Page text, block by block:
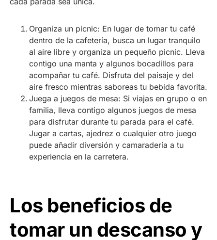
Organiza un picnic: En lugar de tomar tu café
dentro de la cafetería, busca un lugar tranquilo
al aire libre y organiza un pequeño picnic. Lleva
contigo una manta y algunos bocadillos para
acompañar tu café. Disfruta del paisaje y del
aire fresco mientras saboreas tu bebida favorita.
Juega a juegos de mesa: Si viajas en grupo o en
familia, lleva contigo algunos juegos de mesa
para disfrutar durante tu parada para el café.
Jugar a cartas, ajedrez o cualquier otro juego
puede añadir diversión y camaradería a tu
experiencia en la carretera.
Los beneficios de
tomar un descanso y